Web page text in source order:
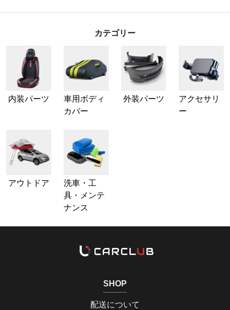
カテゴリー
内装パーツ
車用ボディ
カバー
外装パーツ
アクセサリ
ー
アウトドア
洗車・工
具・メンテ
ナンス
SHOP
配送について